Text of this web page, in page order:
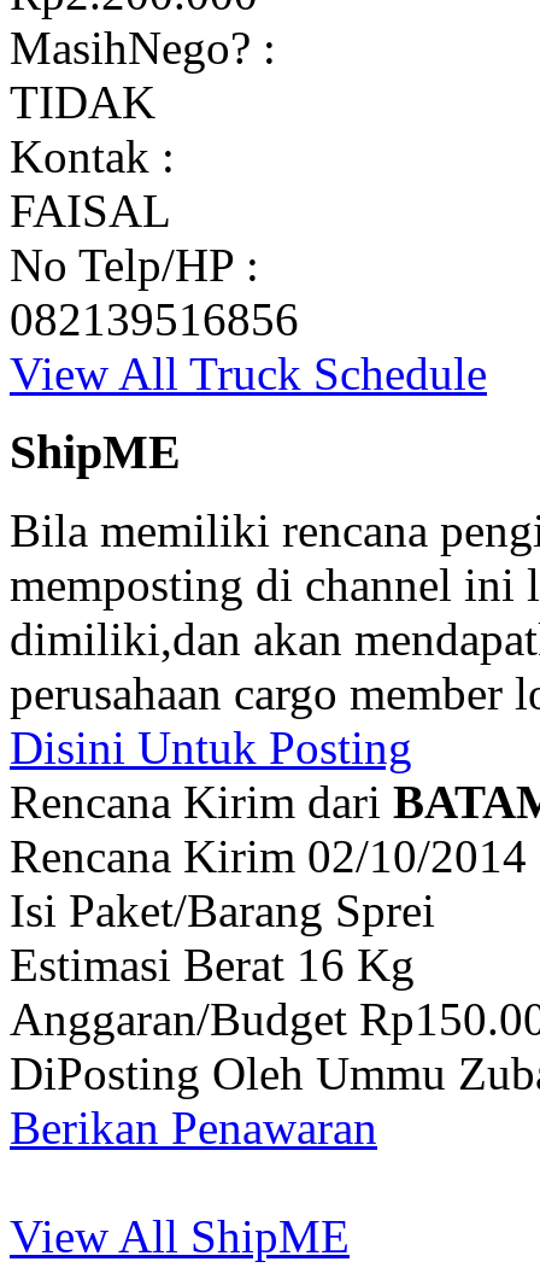
MasihNego? :
TIDAK
Kontak :
FAISAL
No Telp/HP :
082139516856
View All Truck Schedule
ShipME
Bila memiliki rencana
memposting di channel ini
dimiliki,dan akan
perusahaan cargo member
Disini Untuk Posting
Rencana Kirim dari
Rencana Kirim 02/10/2014
Isi Paket/Barang Sprei
Estimasi Berat 16 Kg
Anggaran/Budget
DiPosting Oleh Ummu
Berikan Penawaran
View All ShipME